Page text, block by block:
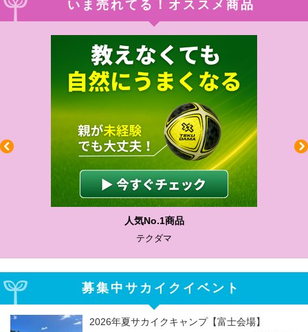
いま売れてる！オススメ商品
わかりやすい質問に沿って書ける
サカイクサッカーノート
募集中サカイクイベント
2026年夏サカイクキャンプ【富士会場】